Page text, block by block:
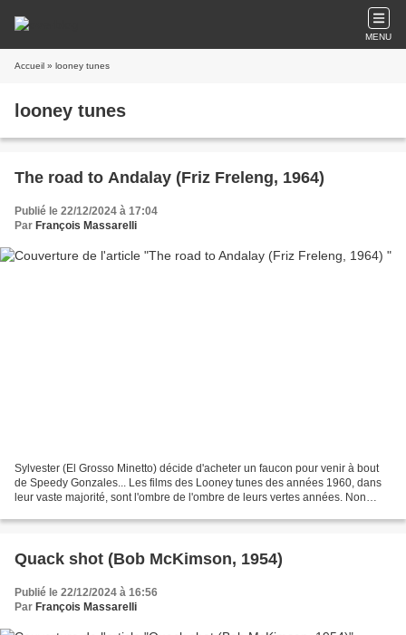
MENU
Accueil » looney tunes
looney tunes
The road to Andalay (Friz Freleng, 1964)
Publié le 22/12/2024 à 17:04
Par François Massarelli
Sylvester (El Grosso Minetto) décide d'acheter un faucon pour venir à bout
de Speedy Gonzales... Les films des Looney tunes des années 1960, dans
leur vaste majorité, sont l'ombre de l'ombre de leurs vertes années. Non
Quack shot (Bob McKimson, 1954)
Publié le 22/12/2024 à 16:56
Par François Massarelli